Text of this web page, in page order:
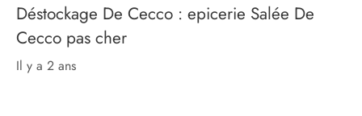
Déstockage De Cecco : epicerie Salée De
Cecco pas cher
il y a 2 ans